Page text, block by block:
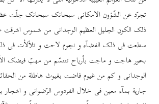
تجرّد عن الشّؤون الامکانی سبحانک سبحانک
ذلک الکون الجلیل العظیم الوجدانی من شموس اشرقت
سطعت فی ذلک الفضآء و نجوم لاحت و تلألأت فی ذلک
بحور هاجت و ماجت بأریاح تتنسّم من مهبّ فیضک
الوجدانی و کم من غیوم فاضت بغیوث هاطلة من
جاریة بمآء معین فی خلال الفردوس الرّضوانی و